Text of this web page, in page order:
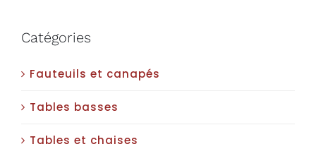
Catégories
Fauteuils et canapés
Tables basses
Tables et chaises